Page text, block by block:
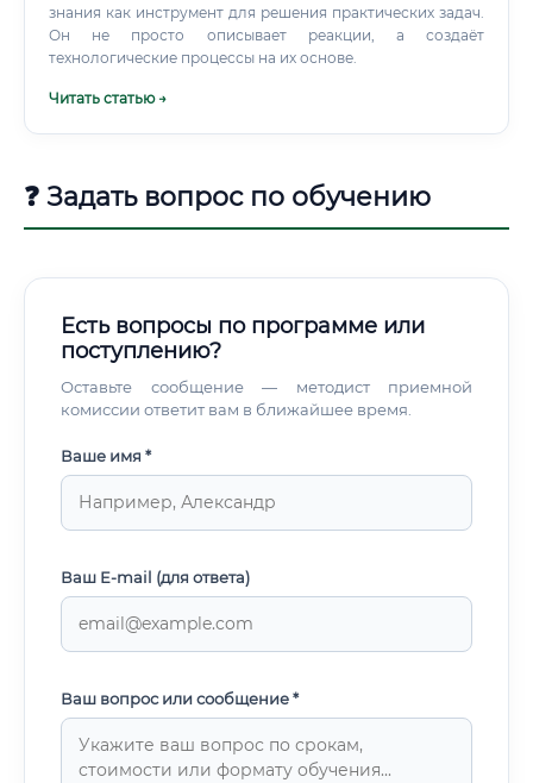
знания как инструмент для решения практических задач.
Он не просто описывает реакции, а создаёт
технологические процессы на их основе.
Читать статью →
❓ Задать вопрос по обучению
Есть вопросы по программе или
поступлению?
Оставьте сообщение — методист приемной
комиссии ответит вам в ближайшее время.
Ваше имя *
Ваш E-mail (для ответа)
Ваш вопрос или сообщение *